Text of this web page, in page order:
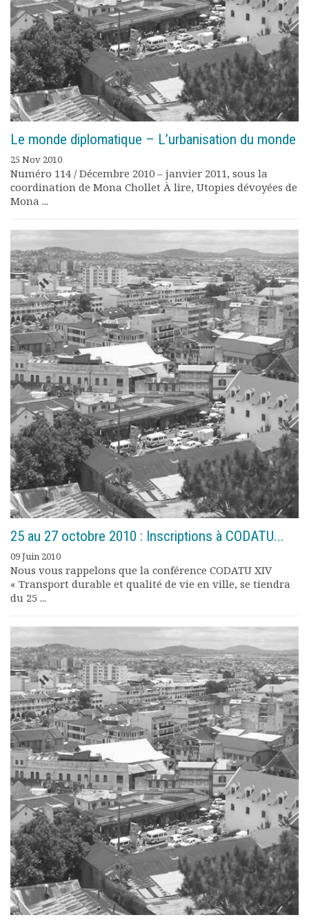
Rapports moraux
Rapports financiers
Nous rejoindre
Le bulletin
Présentation du bulletin
Comité de rédaction
Bulletins Villes en
développement
Kiosk
Ressources
Nos actions
Podcast-AdP
Dîners débats
Concours vidéo
Matinales
Nos partenaires
Evénements
Publications et rapports
Documents
Les adhérents
Annuaire
Offres d’emploi
Forum
Actualités
Nous contacter
Le monde diplomatique – L’urbanisation du monde
25 Nov 2010
Numéro 114 / Décembre 2010 – janvier 2011, sous la
coordination de Mona Chollet À lire, Utopies dévoyées de
Mona ...
25 au 27 octobre 2010 : Inscriptions à CODATU...
09 Juin 2010
Nous vous rappelons que la conférence CODATU XIV
« Transport durable et qualité de vie en ville, se tiendra
du 25 ...